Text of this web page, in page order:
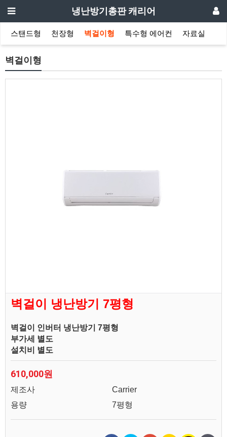
냉난방기총판 캐리어
스탠드형 천장형 벽걸이형 특수형 에어컨 자료실
벽걸이형
벽걸이 냉난방기 7평형
벽걸이 인버터 냉난방기 7평형
부가세 별도
설치비 별도
610,000원
제조사
Carrier
용량
7평형